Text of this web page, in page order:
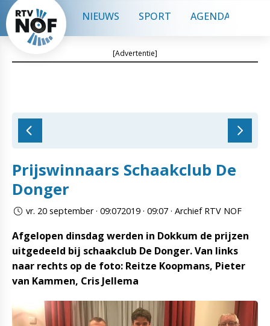
NIEUWS SPORT AGENDA
[Advertentie]
Prijswinnaars Schaakclub De
Donger
vr. 20 september · 09:072019 · 09:07 · Archief RTV NOF
Afgelopen dinsdag werden in Dokkum de prijzen
uitgedeeld bij schaakclub De Donger. Van links
naar rechts op de foto: Reitze Koopmans, Pieter
van Kammen, Cris Jellema